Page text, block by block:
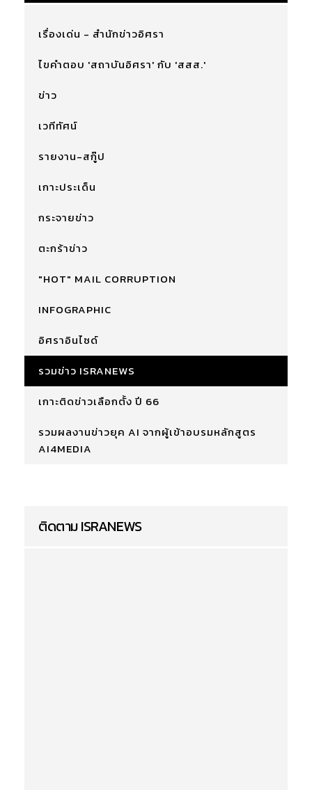
เรื่องเด่น - สำนักข่าวอิศรา
ไขคำตอบ 'สถาบันอิศรา' กับ 'สสส.'
ข่าว
เวทีทัศน์
รายงาน-สกู๊ป
เกาะประเด็น
กระจายข่าว
ตะกร้าข่าว
"HOT" MAIL CORRUPTION
INFOGRAPHIC
อิศราอินไซด์
รวมข่าว ISRANEWS
เกาะติดข่าวเลือกตั้ง ปี 66
รวมผลงานข่าวยุค AI จากผู้เข้าอบรมหลักสูตร
AI4MEDIA
ติดตาม ISRANEWS